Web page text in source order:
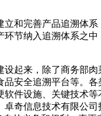
和完善产品追溯体
节纳入追溯体系之
起来，除了商务部
安全追溯平台等。
件设施、关键技术
奇信息技术有限公